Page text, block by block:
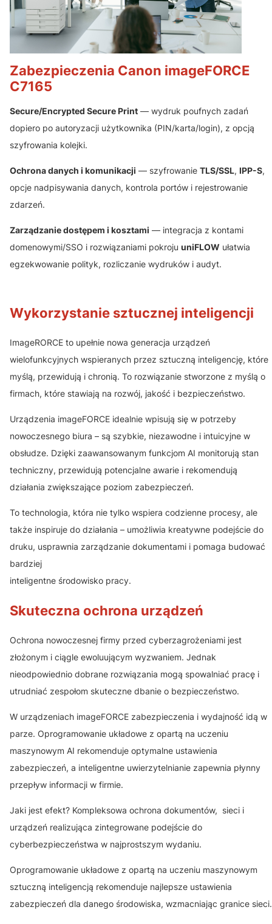
Zabezpieczenia Canon imageFORCE
C7165
Secure/Encrypted Secure Print — wydruk poufnych zadań
dopiero po autoryzacji użytkownika (PIN/karta/login), z opcją
szyfrowania kolejki.
Ochrona danych i komunikacji — szyfrowanie TLS/SSL, IPP-S,
opcje nadpisywania danych, kontrola portów i rejestrowanie
zdarzeń.
Zarządzanie dostępem i kosztami — integracja z kontami
domenowymi/SSO i rozwiązaniami pokroju uniFLOW ułatwia
egzekwowanie polityk, rozliczanie wydruków i audyt.
Wykorzystanie sztucznej inteligencji
ImageRORCE to upełnie nowa generacja urządzeń
wielofunkcyjnych wspieranych przez sztuczną inteligencję, które
myślą, przewidują i chronią. To rozwiązanie stworzone z myślą o
firmach, które stawiają na rozwój, jakość i bezpieczeństwo.
Urządzenia imageFORCE idealnie wpisują się w potrzeby
nowoczesnego biura – są szybkie, niezawodne i intuicyjne w
obsłudze. Dzięki zaawansowanym funkcjom AI monitorują stan
techniczny, przewidują potencjalne awarie i rekomendują
działania zwiększające poziom zabezpieczeń.
To technologia, która nie tylko wspiera codzienne procesy, ale
także inspiruje do działania – umożliwia kreatywne podejście do
druku, usprawnia zarządzanie dokumentami i pomaga budować
bardziej
inteligentne środowisko pracy.
Skuteczna ochrona urządzeń
Ochrona nowoczesnej firmy przed cyberzagrożeniami jest
złożonym i ciągle ewoluującym wyzwaniem. Jednak
nieodpowiednio dobrane rozwiązania mogą spowalniać pracę i
utrudniać zespołom skuteczne dbanie o bezpieczeństwo.
W urządzeniach imageFORCE zabezpieczenia i wydajność idą w
parze. Oprogramowanie układowe z opartą na uczeniu
maszynowym AI rekomenduje optymalne ustawienia
zabezpieczeń, a inteligentne uwierzytelnianie zapewnia płynny
przepływ informacji w firmie.
Jaki jest efekt? Kompleksowa ochrona dokumentów, sieci i
urządzeń realizująca zintegrowane podejście do
cyberbezpieczeństwa w najprostszym wydaniu.
Oprogramowanie układowe z opartą na uczeniu maszynowym
sztuczną inteligencją rekomenduje najlepsze ustawienia
zabezpieczeń dla danego środowiska, wzmacniając granice sieci.